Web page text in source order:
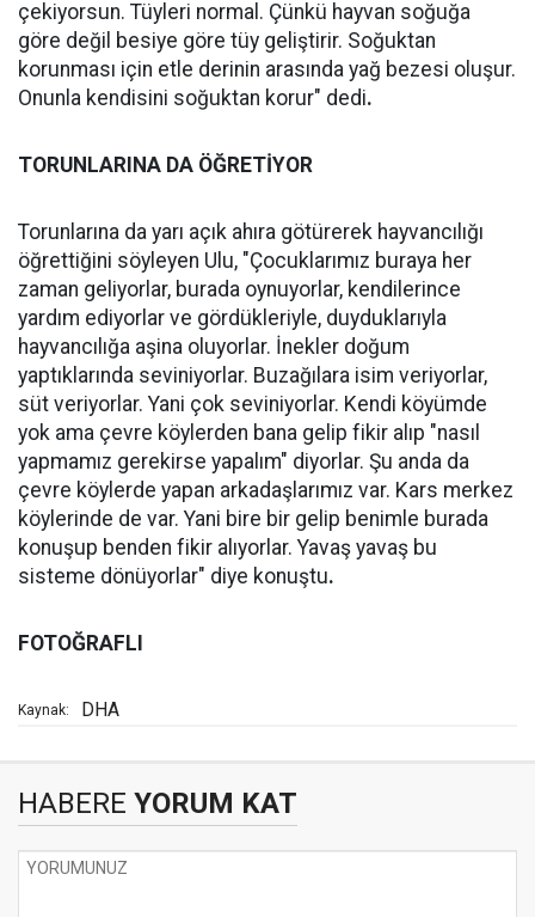
çekiyorsun. Tüyleri normal. Çünkü hayvan soğuğa
göre değil besiye göre tüy geliştirir. Soğuktan
korunması için etle derinin arasında yağ bezesi oluşur.
Onunla kendisini soğuktan korur" dedi.
TORUNLARINA DA ÖĞRETİYOR
Torunlarına da yarı açık ahıra götürerek hayvancılığı
öğrettiğini söyleyen Ulu, "Çocuklarımız buraya her
zaman geliyorlar, burada oynuyorlar, kendilerince
yardım ediyorlar ve gördükleriyle, duyduklarıyla
hayvancılığa aşina oluyorlar. İnekler doğum
yaptıklarında seviniyorlar. Buzağılara isim veriyorlar,
süt veriyorlar. Yani çok seviniyorlar. Kendi köyümde
yok ama çevre köylerden bana gelip fikir alıp "nasıl
yapmamız gerekirse yapalım" diyorlar. Şu anda da
çevre köylerde yapan arkadaşlarımız var. Kars merkez
köylerinde de var. Yani bire bir gelip benimle burada
konuşup benden fikir alıyorlar. Yavaş yavaş bu
sisteme dönüyorlar" diye konuştu.
FOTOĞRAFLI
Kaynak: DHA
HABERE YORUM KAT